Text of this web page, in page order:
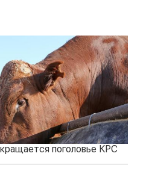
поголовье КРС